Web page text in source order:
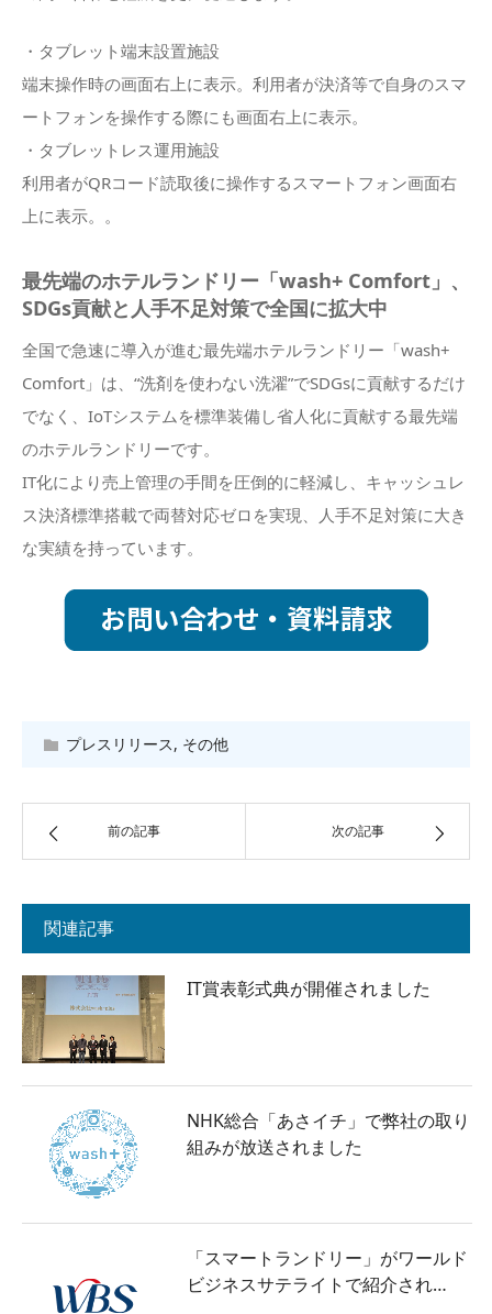
・タブレット端末設置施設
端末操作時の画面右上に表示。利用者が決済等で自身のスマ
ートフォンを操作する際にも画面右上に表示。
・タブレットレス運用施設
利用者がQRコード読取後に操作するスマートフォン画面右
上に表示。。
最先端のホテルランドリー「wash+ Comfort」、
SDGs貢献と人手不足対策で全国に拡大中
全国で急速に導入が進む最先端ホテルランドリー「wash+
Comfort」は、“洗剤を使わない洗濯”でSDGsに貢献するだけ
でなく、IoTシステムを標準装備し省人化に貢献する最先端
のホテルランドリーです。
IT化により売上管理の手間を圧倒的に軽減し、キャッシュレ
ス決済標準搭載で両替対応ゼロを実現、人手不足対策に大き
な実績を持っています。
プレスリリース, その他
前の記事 次の記事
関連記事
IT賞表彰式典が開催されました
NHK総合「あさイチ」で弊社の取り
組みが放送されました
「スマートランドリー」がワールド
ビジネスサテライトで紹介され…